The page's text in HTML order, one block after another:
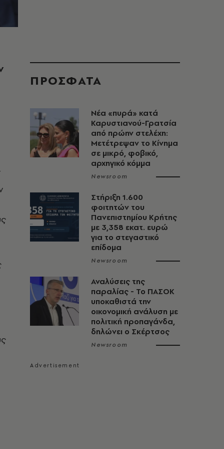
ΠΡΟΣΦΑΤΑ
Νέα «πυρά» κατά
Καρυστιανού-Γρατσία
από πρώην στελέχη:
Μετέτρεψαν το Κίνημα
σε μικρό, φοβικό,
αρχηγικό κόμμα
Newsroom
Στήριξη 1.600
φοιτητών του
Πανεπιστημίου Κρήτης
με 3,358 εκατ. ευρώ
για το στεγαστικό
επίδομα
Newsroom
Αναλύσεις της
παραλίας - Το ΠΑΣΟΚ
υποκαθιστά την
οικονομική ανάλυση με
πολιτική προπαγάνδα,
δηλώνει ο Σκέρτσος
Newsroom